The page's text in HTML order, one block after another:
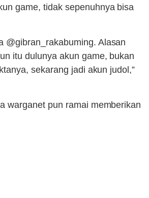
game, tidak sepenuhnya bisa
@gibran_rakabuming. Alasan
itu dulunya akun game, bukan
sekarang jadi akun judol,”
warganet pun ramai memberikan